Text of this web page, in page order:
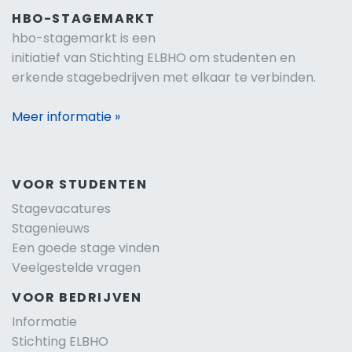
HBO-STAGEMARKT
hbo-stagemarkt is een
initiatief van Stichting ELBHO om studenten en
erkende stagebedrijven met elkaar te verbinden.
Meer informatie »
VOOR STUDENTEN
Stagevacatures
Stagenieuws
Een goede stage vinden
Veelgestelde vragen
VOOR BEDRIJVEN
Informatie
Stichting ELBHO